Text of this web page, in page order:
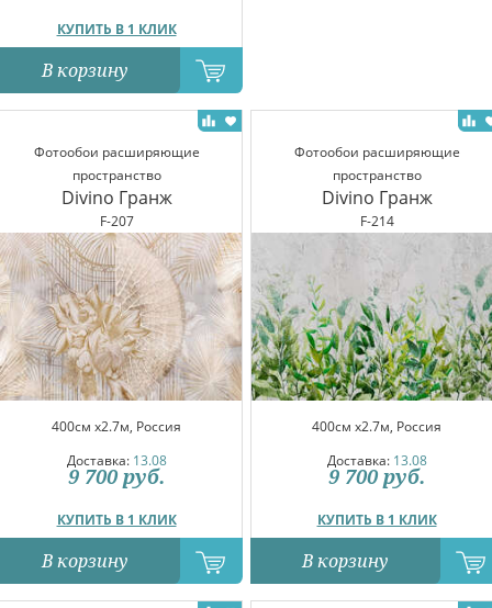
КУПИТЬ В 1 КЛИК
В корзину
Фотообои расширяющие
пространство
Divino Гранж
F-207
400см x2.7м, Россия
Доставка: 13.08
КУПИТЬ В 1 КЛИК
9 700 руб.
В корзину
Фотообои расширяющие
пространство
Divino Гранж
F-214
400см x2.7м, Россия
Доставка: 13.08
КУПИТЬ В 1 КЛИК
9 700 руб.
В корзину